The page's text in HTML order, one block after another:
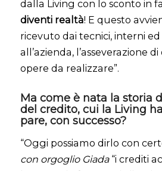
dalla Living con lo sconto in
diventi realtà! E questo
ricevuto dai tecnici, interni
all’azienda, l’asseverazione
opere da realizzare”.
Ma come è nata la storia
del credito, cui la Living
pare, con successo?
“Oggi possiamo dirlo con
con orgoglio Giada“i crediti